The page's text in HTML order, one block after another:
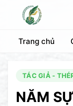
Trang chủ
TÁC GIẢ -
NĂM